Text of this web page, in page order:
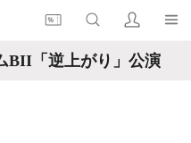
BII「逆上がり」公演